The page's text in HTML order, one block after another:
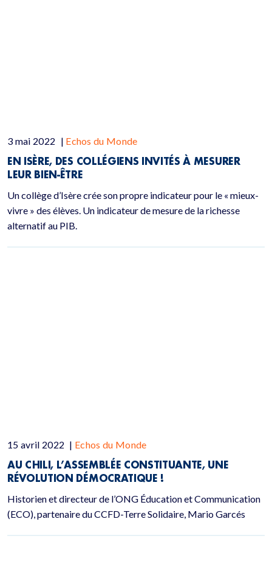
3 mai 2022 | Echos du Monde
EN ISÈRE, DES COLLÉGIENS INVITÉS À MESURER
LEUR BIEN-ÊTRE
Un collège d’Isère crée son propre indicateur pour le « mieux-
vivre » des élèves. Un indicateur de mesure de la richesse
alternatif au PIB.
15 avril 2022 | Echos du Monde
AU CHILI, L’ASSEMBLÉE CONSTITUANTE, UNE
RÉVOLUTION DÉMOCRATIQUE !
Historien et directeur de l’ONG Éducation et Communication
(ECO), partenaire du CCFD-Terre Solidaire, Mario Garcés